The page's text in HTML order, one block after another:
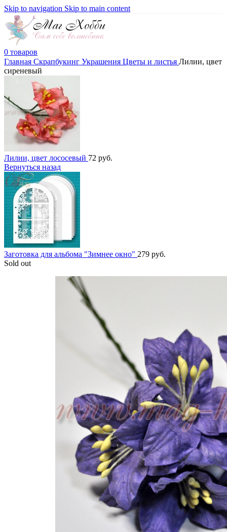
Skip to navigation Skip to main content
0 товаров
Главная Скрапбукинг Украшения Цветы и листья Лилии, цвет
сиреневый
Лилии, цвет лососевый 72 руб.
Вернуться назад
Заготовка для альбома "Зимнее окно" 279 руб.
Sold out